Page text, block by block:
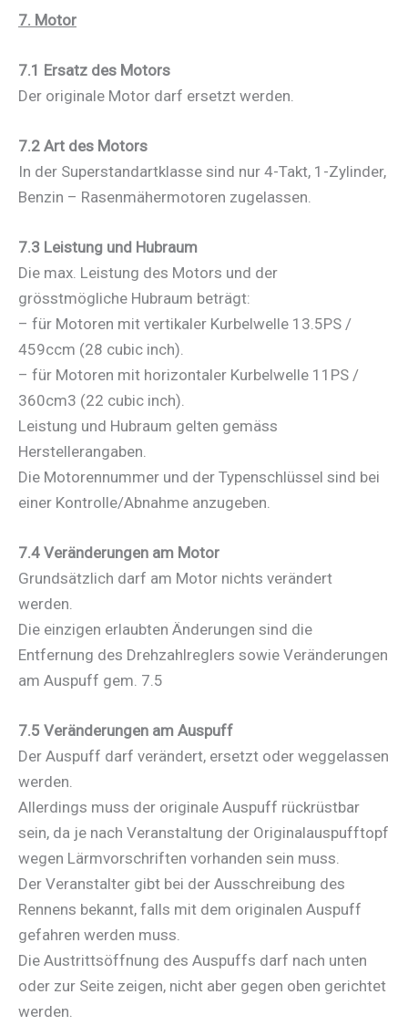
7. Motor
7.1 Ersatz des Motors
Der originale Motor darf ersetzt werden.
7.2 Art des Motors
In der Superstandartklasse sind nur 4-Takt, 1-Zylinder,
Benzin – Rasenmähermotoren zugelassen.
7.3 Leistung und Hubraum
Die max. Leistung des Motors und der
grösstmögliche Hubraum beträgt:
– für Motoren mit vertikaler Kurbelwelle 13.5PS /
459ccm (28 cubic inch).
– für Motoren mit horizontaler Kurbelwelle 11PS /
360cm3 (22 cubic inch).
Leistung und Hubraum gelten gemäss
Herstellerangaben.
Die Motorennummer und der Typenschlüssel sind bei
einer Kontrolle/Abnahme anzugeben.
7.4 Veränderungen am Motor
Grundsätzlich darf am Motor nichts verändert
werden.
Die einzigen erlaubten Änderungen sind die
Entfernung des Drehzahlreglers sowie Veränderungen
am Auspuff gem. 7.5
7.5 Veränderungen am Auspuff
Der Auspuff darf verändert, ersetzt oder weggelassen
werden.
Allerdings muss der originale Auspuff rückrüstbar
sein, da je nach Veranstaltung der Originalauspufftopf
wegen Lärmvorschriften vorhanden sein muss.
Der Veranstalter gibt bei der Ausschreibung des
Rennens bekannt, falls mit dem originalen Auspuff
gefahren werden muss.
Die Austrittsöffnung des Auspuffs darf nach unten
oder zur Seite zeigen, nicht aber gegen oben gerichtet
werden.